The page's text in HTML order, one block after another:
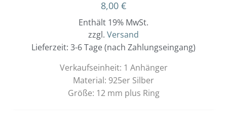
8,00 €
Enthält 19% MwSt.
zzgl. Versand
Lieferzeit: 3-6 Tage (nach Zahlungseingang)
Verkaufseinheit: 1 Anhänger
Material: 925er Silber
Größe: 12 mm plus Ring